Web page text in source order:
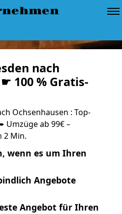
nach
100 % Gratis-
Ochsenhausen : Top-
Umzüge ab 99€ –
2 Min.
wenn es um Ihren
Angebote
Angebot für Ihren